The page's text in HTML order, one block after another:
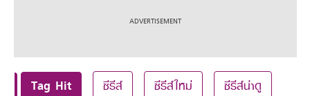
Tag Hit ซีรีส์ ซีรีส์ใหม่ ซีรีส์น่าดู